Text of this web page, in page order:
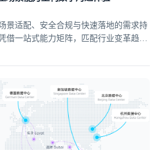
景适配、安全合规与快速落地的需求持
借一站式能力矩阵，匹配行业变革趋